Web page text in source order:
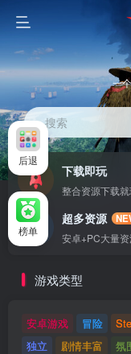
一
搜索
下载即玩
整合资源下载
超多资源
安卓+PC大量资
游戏类型
安卓游戏 冒险
独立
剧情丰富 氛
后退
榜单